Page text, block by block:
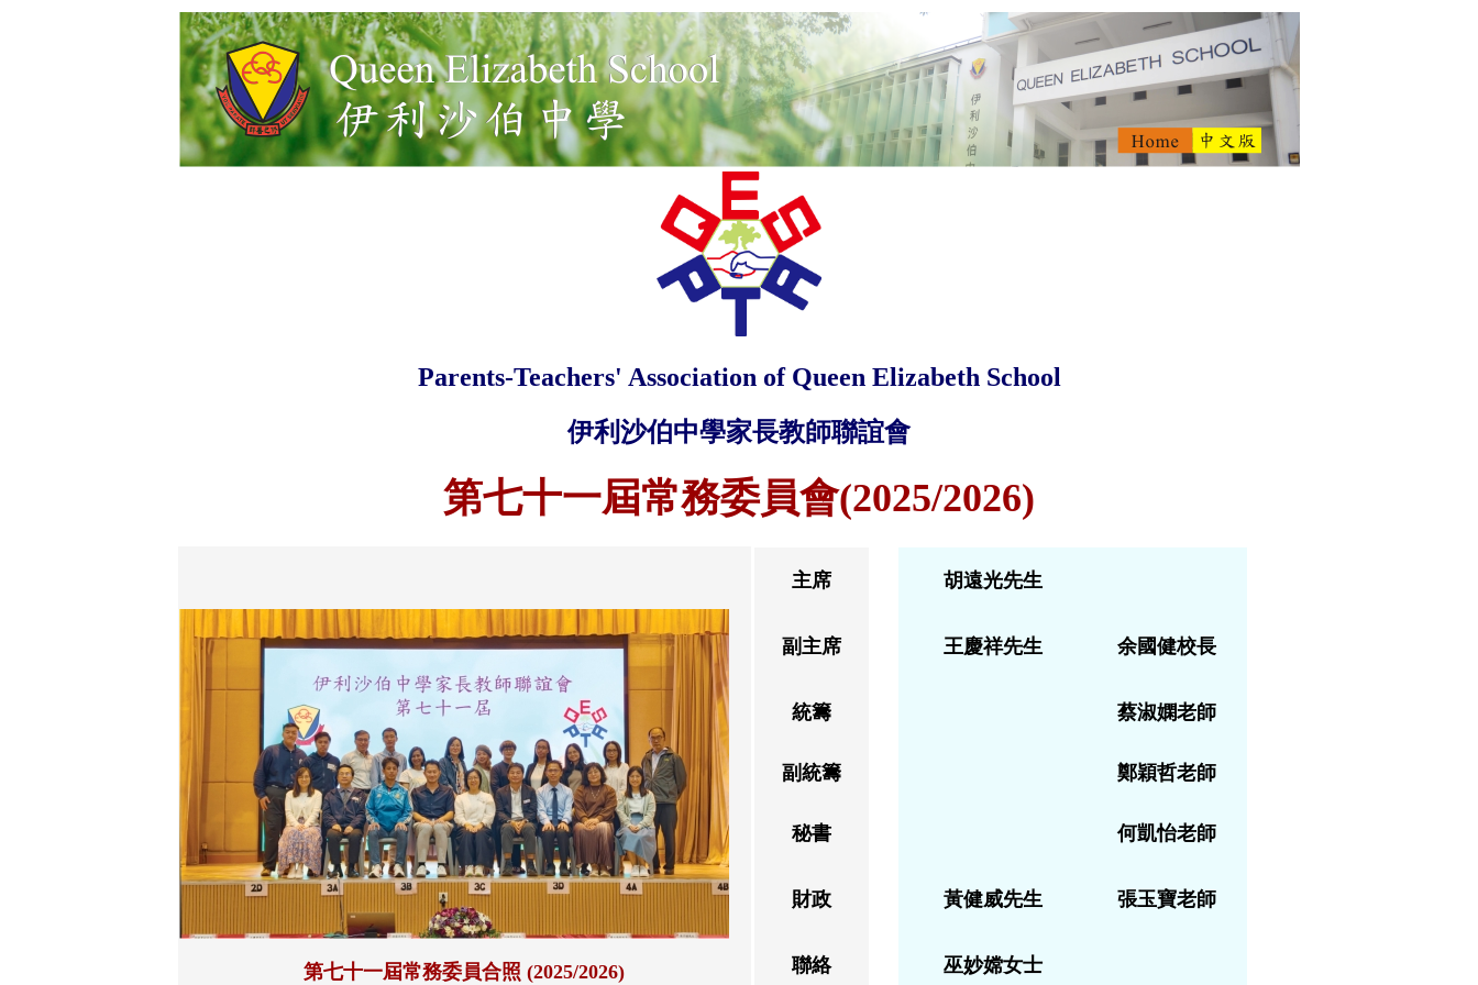
Parents-Teachers' Association of Queen Elizabeth School
伊利沙伯中學家長教師聯誼會
第七十一屆常務委員會(2025/2026)
第七十一屆常務委員合照 (2025/2026)
主席 胡遠光先生
副主席 王慶祥先生 余國健校長
統籌 蔡淑嫻老師
副統籌 鄭穎哲老師
秘書 何凱怡老師
財政 黃健威先生 張玉寶老師
聯絡 巫妙嫦女士